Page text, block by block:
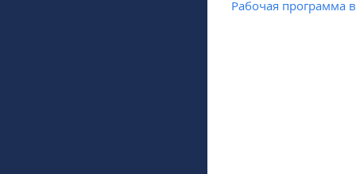
Рабочая программа